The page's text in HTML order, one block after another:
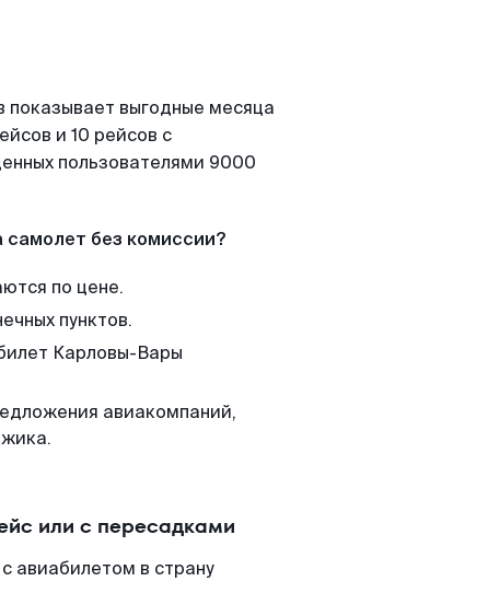
показывает выгодные месяца
и 10 рейсов с
пользователями 9000
самолет без комиссии?
по цене.
пунктов.
Карловы-Вары
авиакомпаний,
или с пересадками
авиабилетом в страну